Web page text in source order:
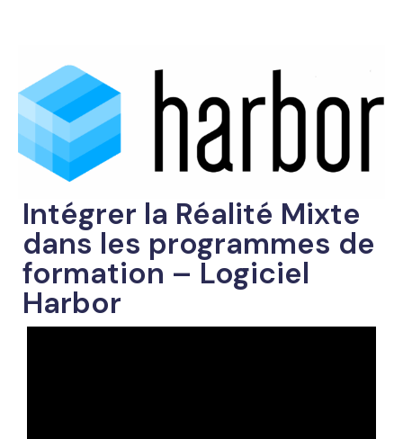
Intégrer la Réalité Mixte
dans les programmes de
formation – Logiciel
Harbor